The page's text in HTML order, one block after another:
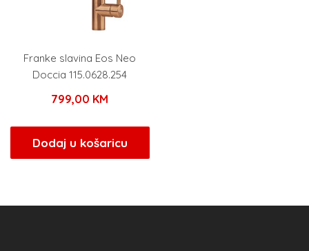
Franke slavina Eos Neo
Doccia 115.0628.254
799,00 KM
Dodaj u košaricu